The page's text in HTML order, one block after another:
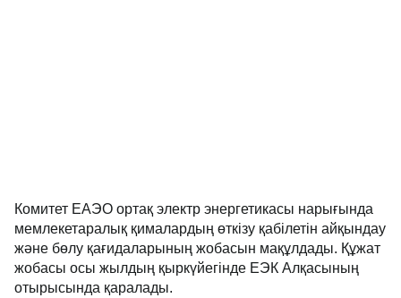
Комитет ЕАЭО ортақ электр энергетикасы нарығында
мемлекетаралық қималардың өткізу қабілетін айқындау
және бөлу қағидаларының жобасын мақұлдады. Құжат
жобасы осы жылдың қыркүйегінде ЕЭК Алқасының
отырысында қаралады.